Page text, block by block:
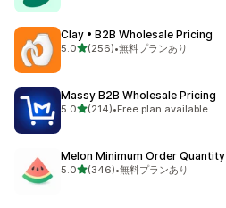
Clay • B2B Wholesale Pricing
5.05つ星中
(256)
合計レビュー数：256件
•無料プランあり
Massy B2B Wholesale Pricing
5.05つ星中
(214)
合計レビュー数：214件
•Free plan available
Melon Minimum Order Quantity
5.05つ星中
(346)
合計レビュー数：346件
•無料プランあり